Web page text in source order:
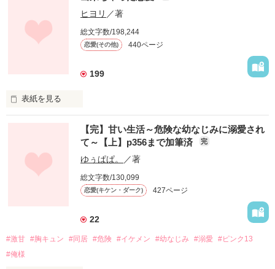
ヒヨリ ／著
総文字数/198,244
恋愛(その他) 440ページ
199
表紙を見る
友達だったチャラ男…
友達だったアイツ…
一夜の過ちで子どもができました。
「友達の子なんか産めるわけがない…」
【完】甘い生活～危険な幼なじみに溺愛され
て～【上】p356まで加筆済
完
ゆぅぱぱ。 ／著
総文字数/130,099
恋愛(キケン・ダーク) 427ページ
22
#激甘 #胸キュン #同居 #危険 #イケメン #幼なじみ #溺愛 #ピンク13
#俺様